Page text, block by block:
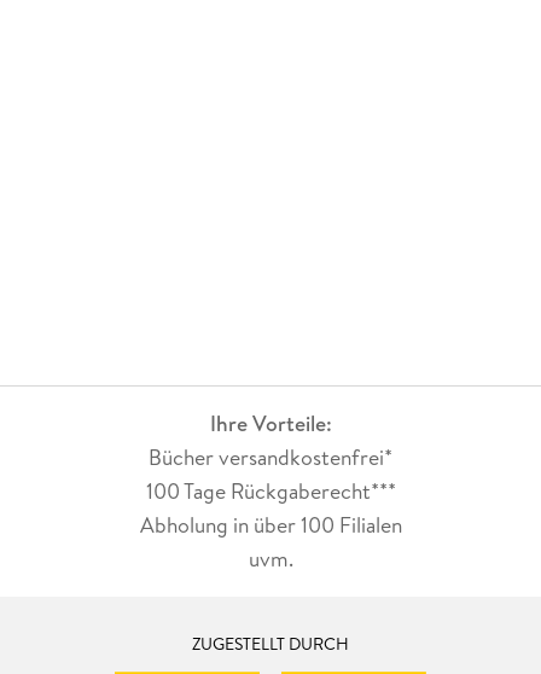
Ihre Vorteile:
Bücher versandkostenfrei*
100 Tage Rückgaberecht***
Abholung in über 100 Filialen
uvm.
ZUGESTELLT DURCH